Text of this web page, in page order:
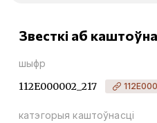
Звесткі аб
шыфр
112Е000002_217
катэгорыя каштоўнасці